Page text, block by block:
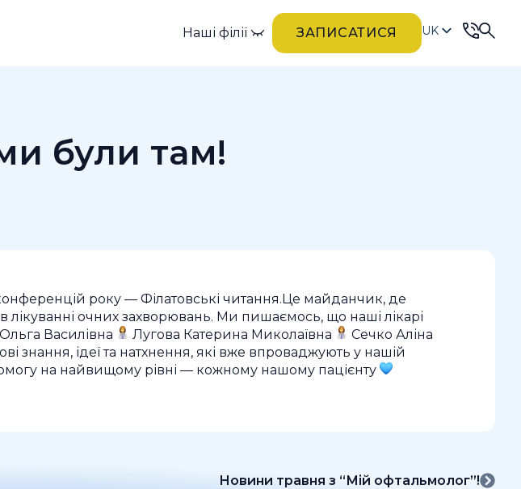
Наші філії ЗАПИСАТИСЯ
UK
були там!
року — Філатовські читання.Це майданчик, де
лікуванні очних захворювань. Ми пишаємось, що наші лікарі
Василівна Лугова Катерина Миколаївна
Сечко Аліна
знання, ідеї та натхнення, які вже впроваджують у нашій
на найвищому рівні — кожному нашому пацієнту
Новини травня з “Мій офтальмолог”!